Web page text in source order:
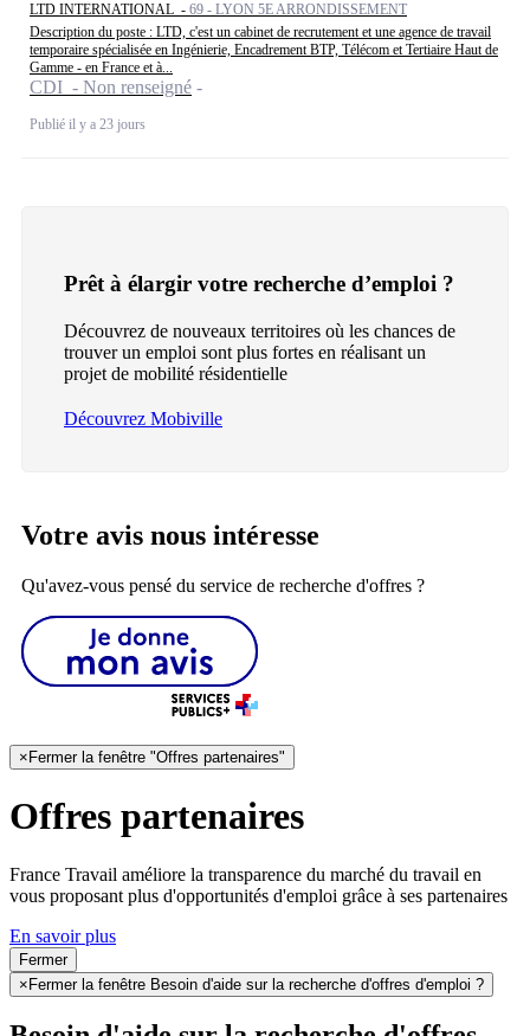
LTD INTERNATIONAL - 69 - LYON 5E ARRONDISSEMENT
Description du poste : LTD, c'est un cabinet de recrutement et une agence de travail
temporaire spécialisée en Ingénierie, Encadrement BTP, Télécom et Tertiaire Haut de
Gamme - en France et à...
CDI - Non renseigné
Publié il y a 23 jours
Prêt à élargir votre recherche d’emploi ?
Découvrez de nouveaux territoires où les chances de
trouver un emploi sont plus fortes en réalisant un
projet de mobilité résidentielle
Découvrez Mobiville
Votre avis nous intéresse
Qu'avez-vous pensé du service de recherche d'offres ?
×Fermer la fenêtre "Offres partenaires"
Offres partenaires
France Travail améliore la transparence du marché du travail en
vous proposant plus d'opportunités d'emploi grâce à ses partenaires
En savoir plus
Fermer
×Fermer la fenêtre Besoin d'aide sur la recherche d'offres d'emploi ?